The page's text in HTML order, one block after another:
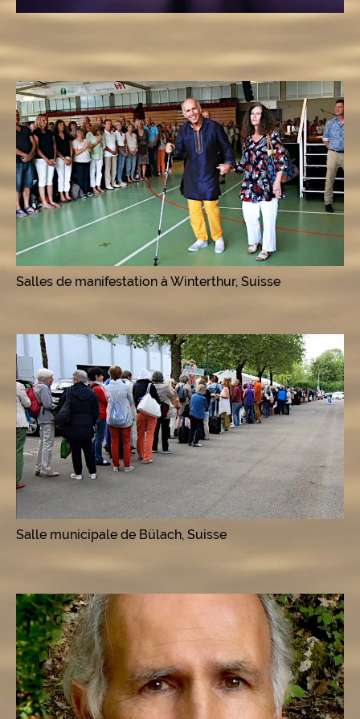
Salles de manifestation à Winterthur, Suisse
Salle municipale de Bülach, Suisse